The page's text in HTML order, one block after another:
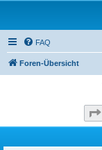
FAQ
Foren-Übersicht